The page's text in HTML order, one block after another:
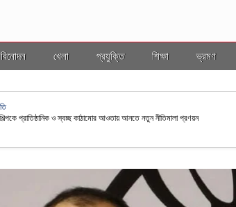
বিনোদন খেলা প্রযুক্তি শিক্ষা ভ্রমণ